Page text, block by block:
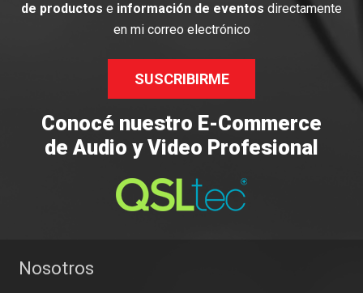
de productos e información de eventos directamente
en mi correo electrónico
SUSCRIBIRME
Conocé nuestro E-Commerce
de Audio y Video Profesional
Nosotros